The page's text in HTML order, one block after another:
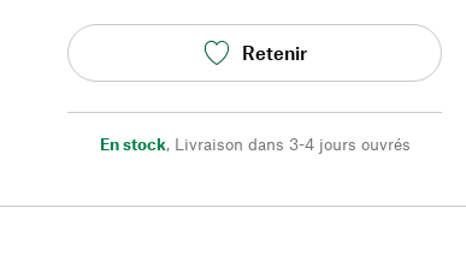
Retenir
En stock, Livraison dans 3-4 jours ouvrés